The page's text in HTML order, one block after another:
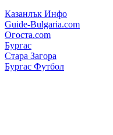
Казанлък Инфо
Guide-Bulgaria.com
Огоста.com
Бургас
Стара Загора
Бургас Футбол